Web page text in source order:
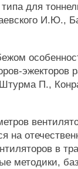
типа для
И.Ю.,
эжекторов
П.,
на
в
методики,